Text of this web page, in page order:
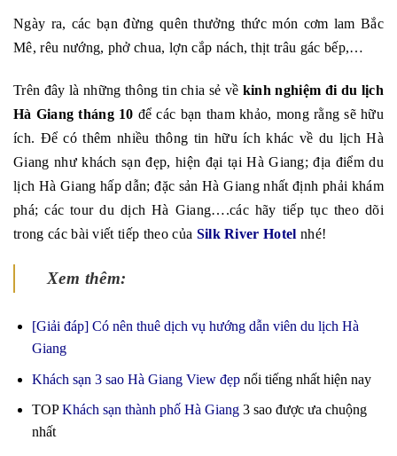
Ngày ra, các bạn đừng quên thưởng thức món cơm lam Bắc
Mê, rêu nướng, phở chua, lợn cắp nách, thịt trâu gác bếp,…
Trên đây là những thông tin chia sẻ về kinh nghiệm đi du lịch
Hà Giang tháng 10 để các bạn tham khảo, mong rằng sẽ hữu
ích. Để có thêm nhiều thông tin hữu ích khác về du lịch Hà
Giang như khách sạn đẹp, hiện đại tại Hà Giang; địa điểm du
lịch Hà Giang hấp dẫn; đặc sản Hà Giang nhất định phải khám
phá; các tour du dịch Hà Giang….các hãy tiếp tục theo dõi
trong các bài viết tiếp theo của Silk River Hotel nhé!
Xem thêm:
[Giải đáp] Có nên thuê dịch vụ hướng dẫn viên du lịch Hà
Giang
Khách sạn 3 sao Hà Giang View đẹpnổi tiếng nhất hiện nay
TOPKhách sạn thành phố Hà Giang3 sao được ưa chuộng
nhất